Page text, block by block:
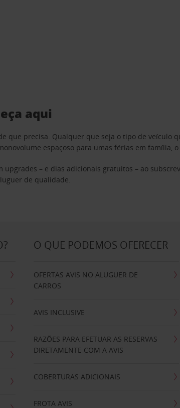
aqui
que precisa. Qualquer que seja o tipo de
espaçoso para umas férias em família,
upgrades – e dias adicionais gratuitos – ao
de qualidade.
O QUE PODEMOS OFERECER
OFERTAS AVIS NO ALUGUER DE
CARROS
AVIS INCLUSIVE
RAZÕES PARA EFETUAR AS RESERVAS
DIRETAMENTE COM A AVIS
COBERTURAS ADICIONAIS
FROTA AVIS